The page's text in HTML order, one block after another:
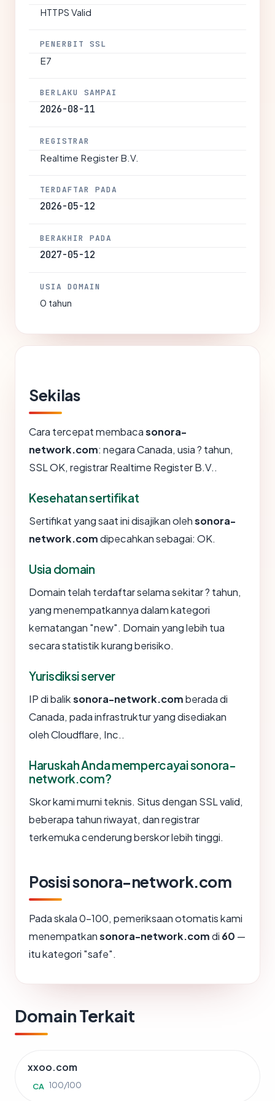
HTTPS Valid
PENERBIT SSL
E7
BERLAKU SAMPAI
2026-08-11
REGISTRAR
Realtime Register B.V.
TERDAFTAR PADA
2026-05-12
BERAKHIR PADA
2027-05-12
USIA DOMAIN
0 tahun
Sekilas
Cara tercepat membacasonora-
network.com: negara Canada, usia ? tahun,
SSL OK, registrar Realtime Register B.V..
Kesehatan sertifikat
Sertifikat yang saat ini disajikan olehsonora-
network.comdipecahkan sebagai: OK.
Usia domain
Domain telah terdaftar selama sekitar ? tahun,
yang menempatkannya dalam kategori
kematangan "new". Domain yang lebih tua
secara statistik kurang berisiko.
Yurisdiksi server
IP di baliksonora-network.comberada di
Canada, pada infrastruktur yang disediakan
oleh Cloudflare, Inc..
Haruskah Anda mempercayai sonora-
network.com?
Skor kami murni teknis. Situs dengan SSL valid,
beberapa tahun riwayat, dan registrar
terkemuka cenderung berskor lebih tinggi.
Posisi sonora-network.com
Pada skala 0-100, pemeriksaan otomatis kami
menempatkansonora-network.comdi 60 —
itu kategori "safe".
Domain Terkait
xxoo.com
CA 100/100